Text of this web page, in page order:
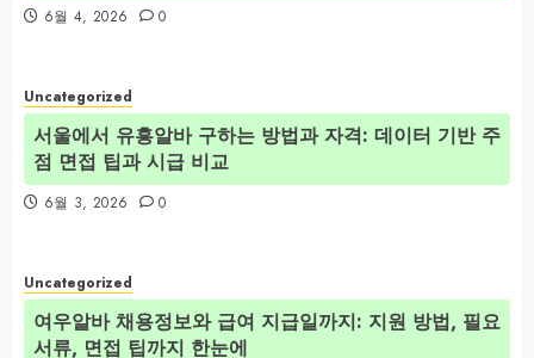
6월 4, 2026 0
Uncategorized
서울에서 유흥알바 구하는 방법과 자격: 데이터 기반 주
점 면접 팁과 시급 비교
6월 3, 2026 0
Uncategorized
여우알바 채용정보와 급여 지급일까지: 지원 방법, 필요
서류, 면접 팁까지 한눈에